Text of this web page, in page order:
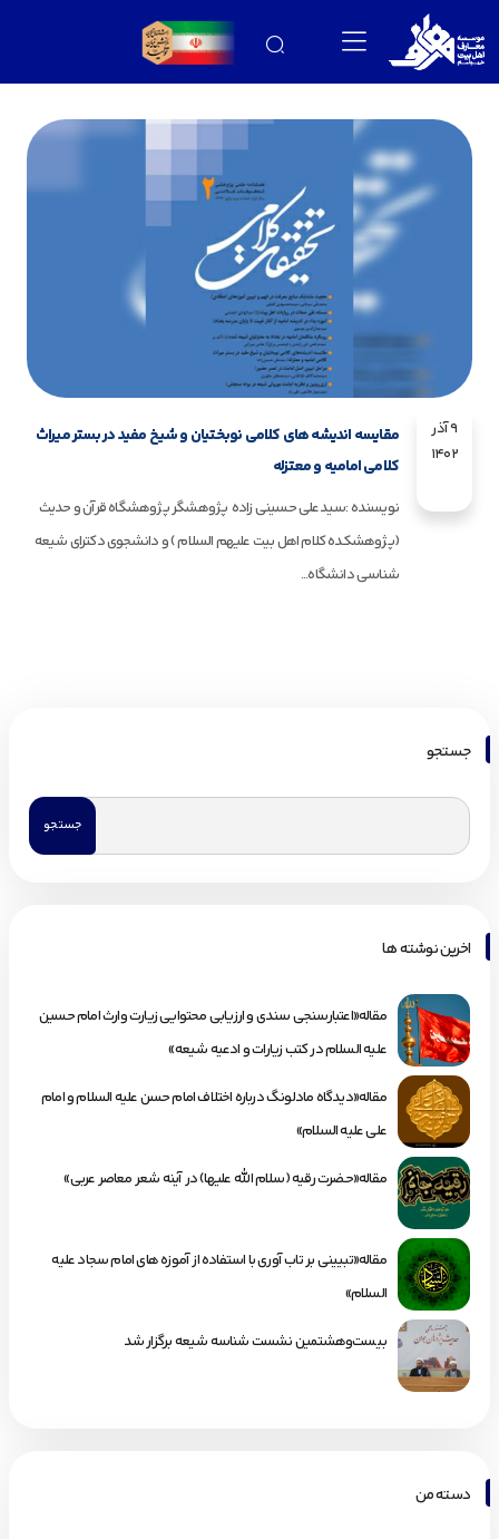
9 آذر
1402
مقایسه اندیشه های کلامی نوبختیان و شیخ مفید در بستر میراث
کلامی امامیه و معتزله
نویسنده :سیدعلی حسینی زاده پژوهشگر پژوهشگاه قرآن و حدیث
(پژوهشکده کلام اهل بیت علیهم السلام ) و دانشجوی دکترای شیعه
شناسی دانشگاه...
جستجو
اخرین نوشته ها
مقاله«اعتبارسنجی سندی و ارزیابی محتوایی زیارت وارث امام حسین
علیه السلام در کتب زیارات و ادعیه شیعه»
مقاله«دیدگاه مادلونگ درباره اختلاف امام حسن علیه السلام و امام
علی علیه السلام»
مقاله«حضرت رقیه (سلام الله علیها) در آینه شعر معاصر عربی»
مقاله«تبیینی بر تاب آوری با استفاده از آموزه های امام سجاد علیه
السلام»
بیست‌وهشتمین نشست شناسه شیعه برگزار شد
دسته من